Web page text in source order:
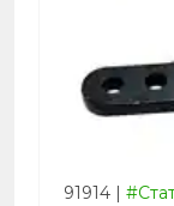
91914 |